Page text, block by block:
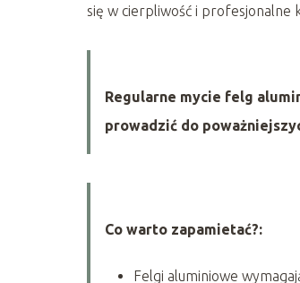
się w cierpliwość i profesjonalne
Regularne mycie felg
prowadzić do
Co warto zapamietać?:
Felgi aluminiowe